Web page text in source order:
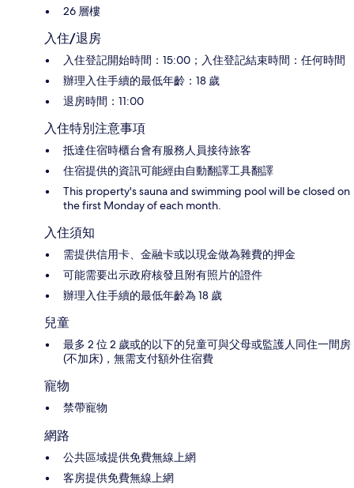
26 層樓
入住/退房
入住登記開始時間：15:00；入住登記結束時間：任何時間
辦理入住手續的最低年齡：18 歲
退房時間：11:00
入住特別注意事項
抵達住宿時櫃台會有服務人員接待旅客
住宿提供的資訊可能經由自動翻譯工具翻譯
This property's sauna and swimming pool will be closed on
the first Monday of each month.
入住須知
需提供信用卡、金融卡或以現金做為雜費的押金
可能需要出示政府核發且附有照片的證件
辦理入住手續的最低年齡為 18 歲
兒童
最多 2 位 2 歲或的以下的兒童可與父母或監護人同住一間房
(不加床)，無需支付額外住宿費
寵物
禁帶寵物
網路
公共區域提供免費無線上網
客房提供免費無線上網